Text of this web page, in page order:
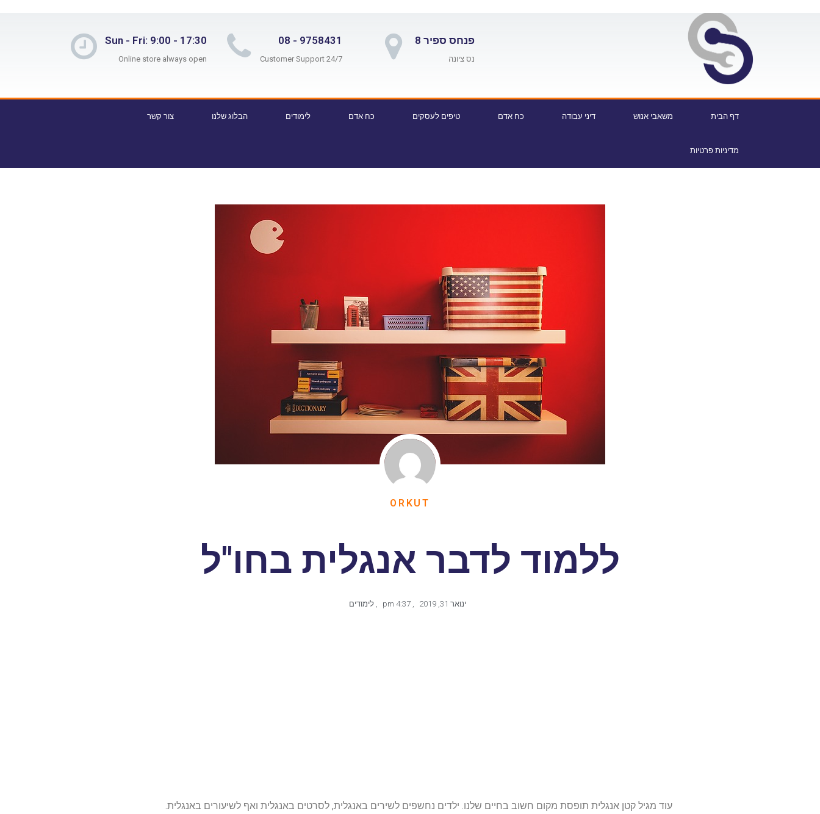
פנחס ספיר 8
נס ציונה
9758431 - 08
24/7 Customer Support
Sun - Fri: 9:00 - 17:30
Online store always open
דף הבית משאבי אנוש דיני עבודה כח אדם טיפים לעסקים כח אדם לימודים הבלוג שלנו צור קשר
מדיניות פרטיות
ORKUT
ללמוד לדבר אנגלית בחו"ל
ינואר 31, 2019 ,
, לימודים
עוד מגיל קטן אנגלית תופסת מקום חשוב בחיים שלנו. ילדים נחשפים לשירים באנגלית, לסרטים באנגלית ואף לשיעורים באנגלית.